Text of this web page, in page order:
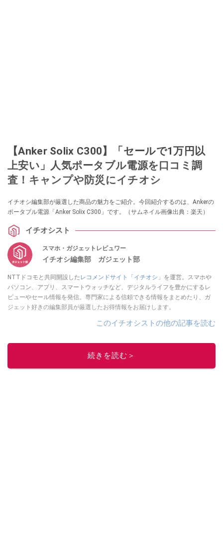
【Anker Solix C300】「セールで1万円以
上安い」人気ポータブル電源を口コミ調
査！キャンプや防災にイチオシ
イチオシ編集部が厳選した商品の魅力をご紹介。今回紹介するのは、Ankerの
ポータブル電源「Anker Solix C300」です。（サムネイル画像出典：楽天）
イチオシスト
スマホ・ガジェットレビュワー
イチオシ編集部 ガジェット部
NTTドコモと共同開設したレコメンドサイト「イチオシ」 を運営。スマホや
パソコン、アプリ、スマートウォッチなど、デジタルライフを豊かにするレ
ビューやセール情報を発信。専門家による信頼できる情報をまとめたり、ガ
ジェット好きの編集部員が厳選したお得情報をお届けします。
このイチオシストの他の記事を読む
続きを読む＞